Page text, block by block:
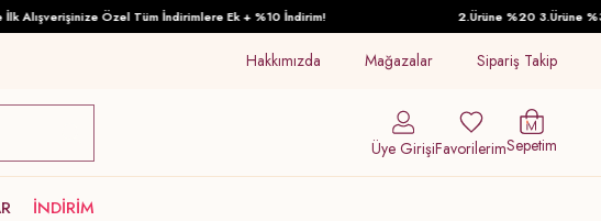
Özel Tüm İndirimlere Ek + %10 İndirim! 2.Ürüne %20 3.Ürüne %30
Hakkımızda Mağazalar Sipariş Takip
Üye GirişiFavorilerimSepetim
İNDİRİM